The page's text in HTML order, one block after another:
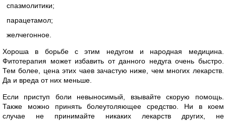
спазмолитики;
парацетамол;
желчегонное.
Хороша в борьбе с этим недугом и народная медицина.
Фитотерапия может избавить от данного недуга очень быстро.
Тем более, цена этих чаев зачастую ниже, чем многих лекарств.
Да и вреда от них меньше.
Если приступ боли невыносимый, взывайте скорую помощь.
Также можно принять болеутоляющее средство. Ни в коем
случае не принимайте никаких лекарств других, не